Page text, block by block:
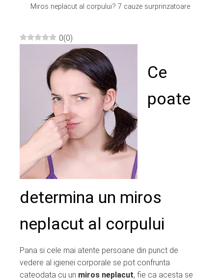
Miros neplacut al corpului? 7 cauze surprinzatoare
0(0)
Ce
poate
determina un miros
neplacut al corpului
Pana si cele mai atente persoane din punct de
vedere al igienei corporale se pot confrunta
cateodata cu un miros neplacut, fie ca acesta se